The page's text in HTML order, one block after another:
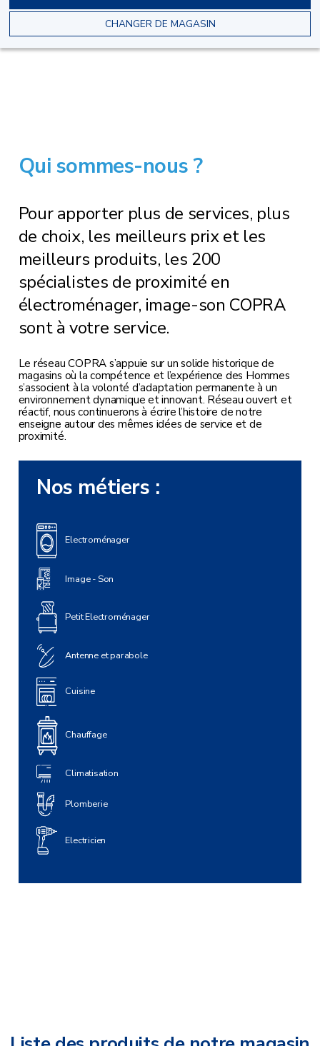
CHANGER DE MAGASIN
Qui sommes-nous ?
Pour apporter plus de services, plus
de choix, les meilleurs prix et les
meilleurs produits, les 200
spécialistes de proximité en
électroménager, image-son COPRA
sont à votre service.
Le réseau COPRA s’appuie sur un solide historique de
magasins où la compétence et l’expérience des Hommes
s’associent à la volonté d’adaptation permanente à un
environnement dynamique et innovant. Réseau ouvert et
réactif, nous continuerons à écrire l’histoire de notre
enseigne autour des mêmes idées de service et de
proximité.
Nos métiers :
Electroménager
Image - Son
Petit Electroménager
Antenne et parabole
Cuisine
Chauffage
Climatisation
Plomberie
Electricien